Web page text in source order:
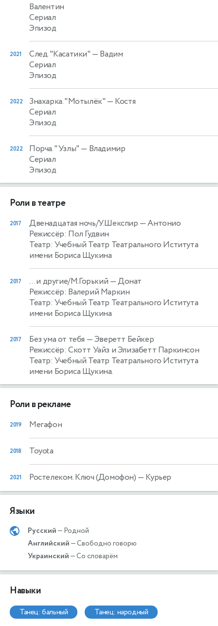
Валентин
Сериал
Эпизод
2021 След. "Касатики" — Вадим
Сериал
Эпизод
2022 Знахарка. "Мотылёк" — Костя
Сериал
Эпизод
2022 Порча. "Узлы" — Владимир
Сериал
Эпизод
Роли в театре
2017 Двенадцатая ночь/У.Шекспир — Антонио
Режиссёр: Пол Гудвин
Театр: Учебный Театр Театрального Иститута
имени Бориса Щукина
2017 ... и другие/М.Горький — Донат
Режиссёр: Валерий Маркин
Театр: Учебный Театр Театрального Иститута
имени Бориса Щукина
2017 Без ума от тебя — Эверетт Бейкер
Режиссёр: Скотт Уайз и Элизабетт Паркинсон
Театр: Учебный Театр Театрального Иститута
имени Бориса Щукина.
Роли в рекламе
2019 Мегафон
2018 Toyota
2021 Ростелеком. Ключ (Домофон) — Курьер
Языки
Русский— Родной
Английский— Свободно говорю
Украинский— Со словарём
Навыки
танец: бальный танец: народный